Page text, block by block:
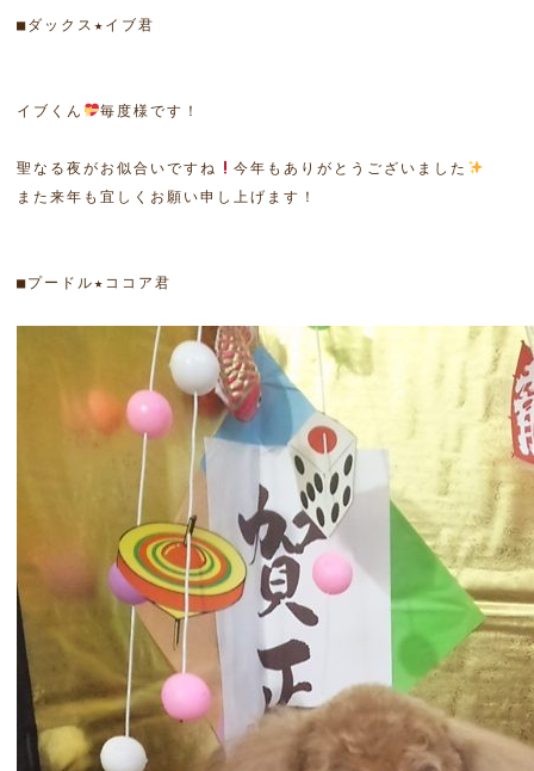
イブくん 毎度様です！
聖なる夜がお似合いですね
今年もありがとうございました
また来年も宜しくお願い申し上げます！
■プードル★ココア君